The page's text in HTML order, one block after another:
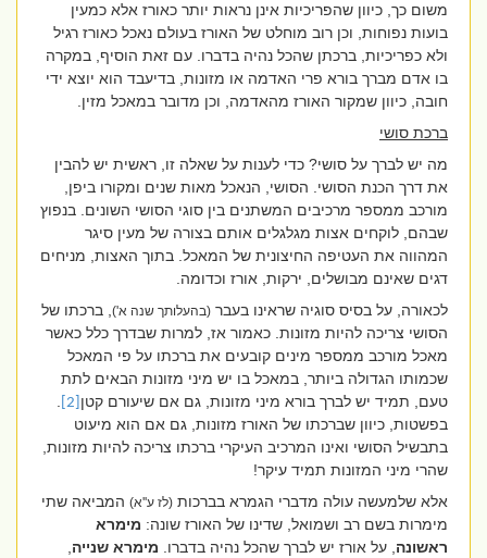
משום כך, כיוון שהפריכיות אינן נראות יותר כאורז אלא כמעין
בועות נפוחות, וכן רוב מוחלט של האורז בעולם נאכל כאורז רגיל
ולא כפריכיות, ברכתן שהכל נהיה בדברו. עם זאת הוסיף, במקרה
בו אדם מברך בורא פרי האדמה או מזונות, בדיעבד הוא יוצא ידי
חובה, כיוון שמקור האורז מהאדמה, וכן מדובר במאכל מזין.
ברכת סושי
מה יש לברך על סושי? כדי לענות על שאלה זו, ראשית יש להבין
את דרך הכנת הסושי. הסושי, הנאכל מאות שנים ומקורו ביפן,
מורכב ממספר מרכיבים המשתנים בין סוגי הסושי השונים. בנפוץ
שבהם, לוקחים אצות מגלגלים אותם בצורה של מעין סיגר
המהווה את העטיפה החיצונית של המאכל. בתוך האצות, מניחים
דגים שאינם מבושלים, ירקות, אורז וכדומה.
לכאורה, על בסיס סוגיה שראינו בעבר(בהעלותך שנה א') , ברכתו של
הסושי צריכה להיות מזונות. כאמור אז, למרות שבדרך כלל כאשר
מאכל מורכב ממספר מינים קובעים את ברכתו על פי המאכל
שכמותו הגדולה ביותר, במאכל בו יש מיני מזונות הבאים לתת
טעם, תמיד יש לברך בורא מיני מזונות, גם אם שיעורם קטן[2]
.
בפשטות, כיוון שברכתו של האורז מזונות, גם אם הוא מיעוט
בתבשיל הסושי ואינו המרכיב העיקרי ברכתו צריכה להיות מזונות,
שהרי מיני המזונות תמיד עיקר!
אלא שלמעשה עולה מדברי הגמרא בברכות(לז ע''א)המביאה שתי
מימרות בשם רב ושמואל, שדינו של האורז שונה:מימרא
ראשונה, על אורז יש לברך שהכל נהיה בדברו.מימרא שנייה,